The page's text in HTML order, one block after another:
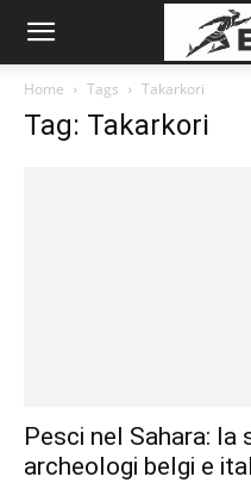
Home Tags Takarkori
Tag: Takarkori
Pesci nel Sahara: la
archeologi belgi e